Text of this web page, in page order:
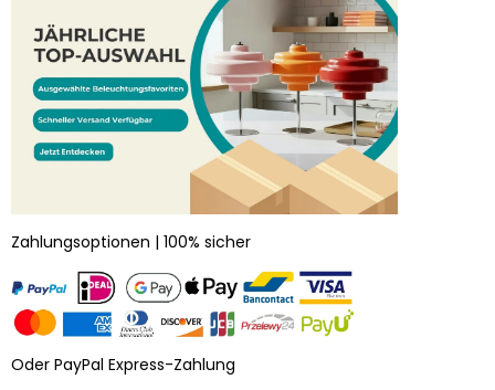
Zahlungsoptionen | 100% sicher
Oder PayPal Express-Zahlung